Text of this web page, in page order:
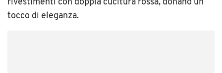
rivestimenti con doppia cucitura rossa, donano un
tocco di eleganza.